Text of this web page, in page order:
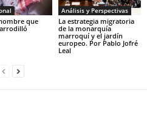
que
Análisis y Perspectivas
La estrategia migratoria
de la monarquía
marroquí y el jardín
europeo. Por Pablo Jofré
Leal